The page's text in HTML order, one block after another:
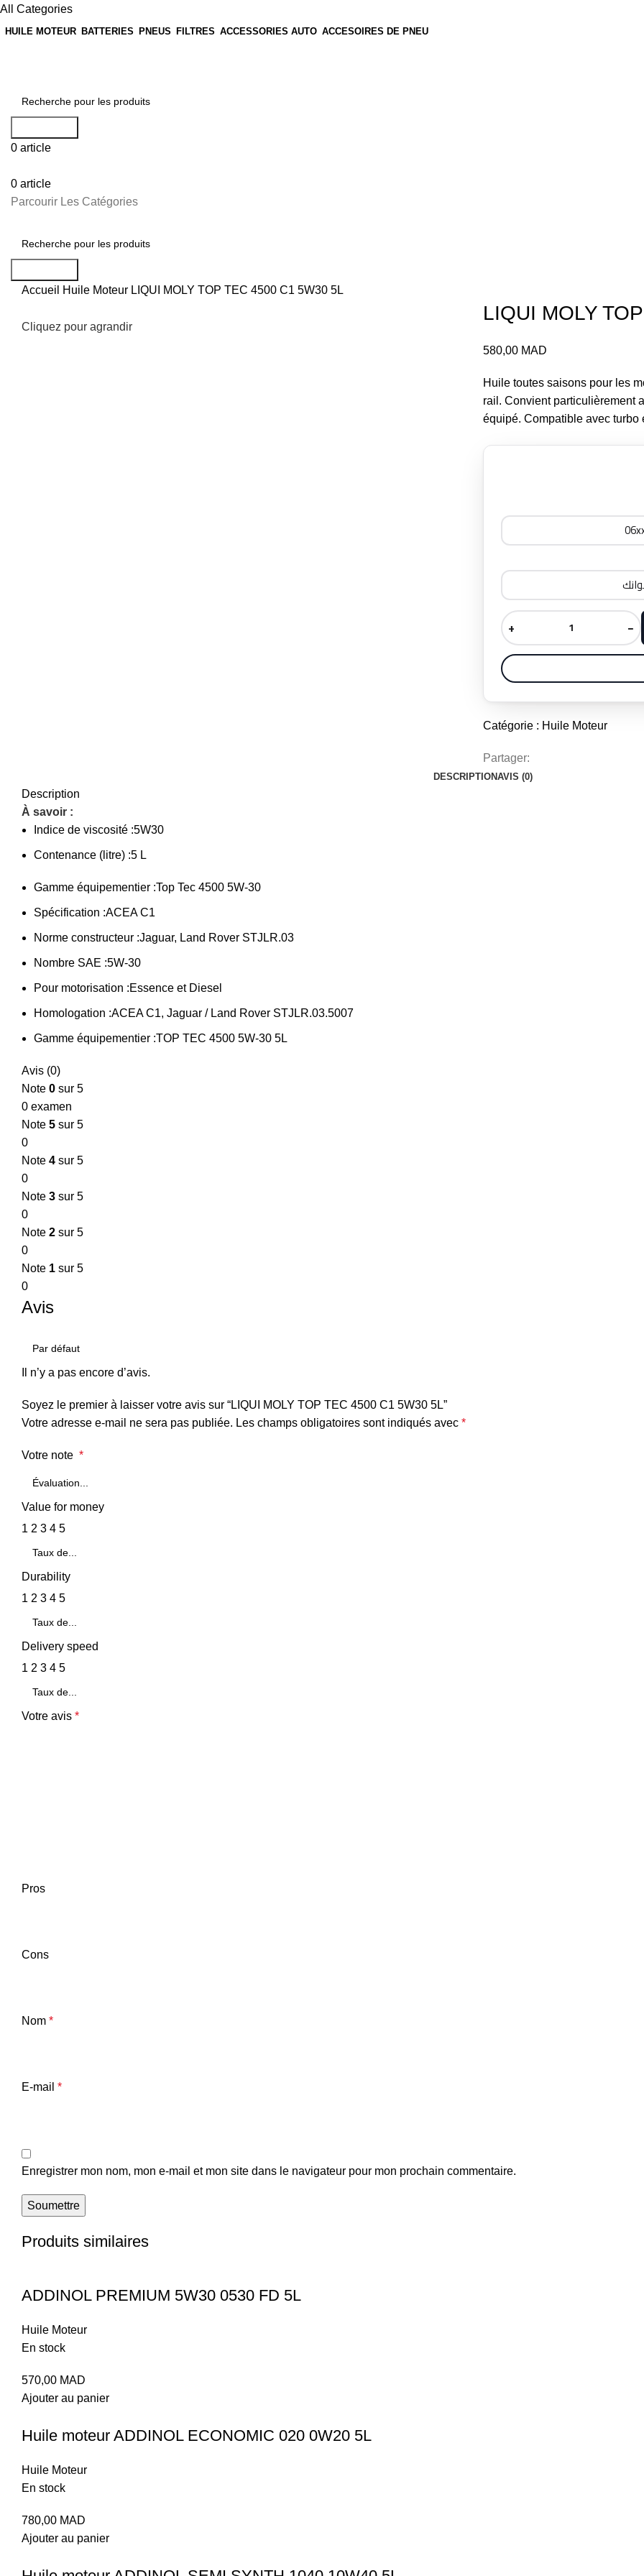
All Categories
HUILE MOTEUR BATTERIES PNEUS FILTRES ACCESSORIES AUTO ACCESOIRES DE PNEU
0 article
0 article
Parcourir Les Catégories
Accueil
Huile Moteur LIQUI MOLY TOP TEC 4500 C1 5W30 5L
Cliquez pour agrandir
LIQUI MOLY
580,00 MAD
Huile toutes saisons pour les
rail. Convient particulièrement
équipé. Compatible avec turbo
−
+
Catégorie : Huile Moteur
Partager:
DESCRIPTIONAVIS (0)
Description
À savoir :
Indice de viscosité :5W30
Contenance (litre) :5 L
Gamme équipementier :Top Tec 4500 5W-30
Spécification :ACEA C1
Norme constructeur :Jaguar, Land Rover STJLR.03
Nombre SAE :5W-30
Pour motorisation :Essence et Diesel
Homologation :ACEA C1, Jaguar / Land Rover STJLR.03.5007
Gamme équipementier :TOP TEC 4500 5W-30 5L
Avis (0)
Note 0 sur 5
0 examen
Note 5 sur 5
0
Note 4 sur 5
0
Note 3 sur 5
0
Note 2 sur 5
0
Note 1 sur 5
0
Avis
Il n’y a pas encore d’avis.
Soyez le premier à laisser votre avis sur “LIQUI MOLY TOP TEC 4500 C1 5W30 5L”
Votre adresse e-mail ne sera pas publiée. Les champs obligatoires sont indiqués avec *
Votre note *
Value for money
1 2 3 4 5
Durability
1 2 3 4 5
Delivery speed
1 2 3 4 5
Votre avis *
Pros
Cons
Nom *
E-mail *
Enregistrer mon nom, mon e-mail et mon site dans le navigateur pour mon prochain commentaire.
Produits similaires
ADDINOL PREMIUM 5W30 0530 FD 5L
Huile Moteur
En stock
570,00 MAD
Ajouter au panier
Huile moteur ADDINOL ECONOMIC 020 0W20 5L
Huile Moteur
En stock
780,00 MAD
Ajouter au panier